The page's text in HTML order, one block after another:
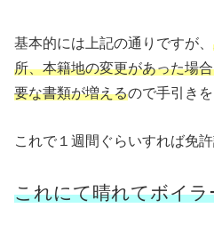
基本的には上記の通りですが、
所、本籍地の変更があった場
要な書類が増えるので手引き
これで１週間ぐらいすれば免許
これにて晴れてボイラ